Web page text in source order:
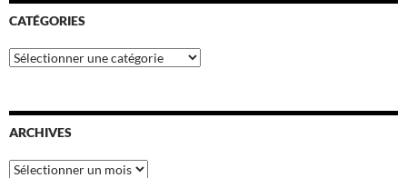
CATÉGORIES
Catégories
ARCHIVES
Archives